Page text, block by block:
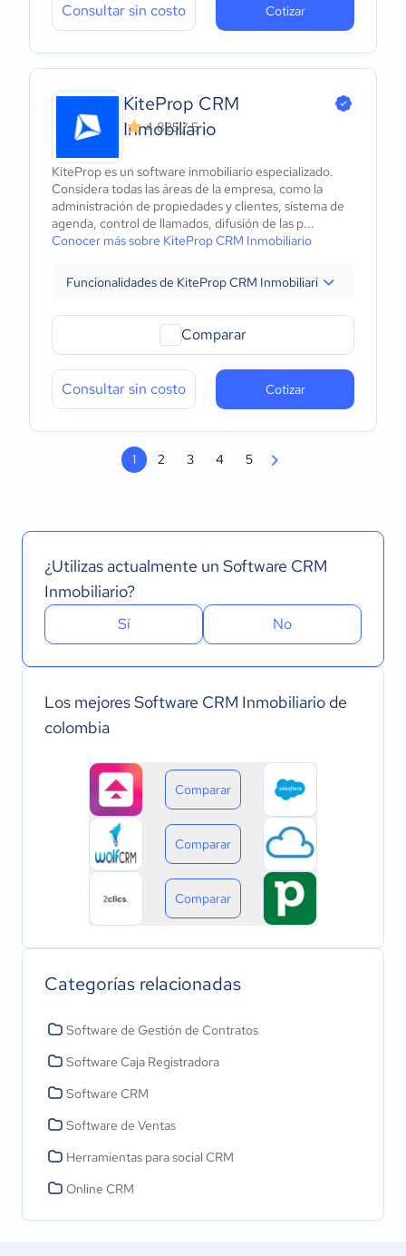
Consultar sin costo Cotizar
KiteProp CRM
Inmobiliario
4.825 / 5
KiteProp es un software inmobiliario especializado.
Considera todas las áreas de la empresa, como la
administración de propiedades y clientes, sistema de
agenda, control de llamados, difusión de las p...
Conocer más sobre KiteProp CRM Inmobiliario
Funcionalidades de KiteProp CRM Inmobiliario
Comparar
Consultar sin costo Cotizar
1 2 3 4 5
¿Utilizas actualmente un Software CRM
Inmobiliario?
Sí No
Los mejores Software CRM Inmobiliario de
colombia
Comparar
Comparar
Comparar
Categorías relacionadas
Software de Gestión de Contratos
Software Caja Registradora
Software CRM
Software de Ventas
Herramientas para social CRM
Online CRM